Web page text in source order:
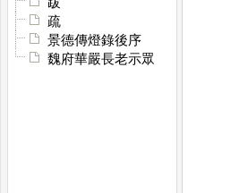
疏
景德傳燈錄後序
魏府華嚴長老示眾